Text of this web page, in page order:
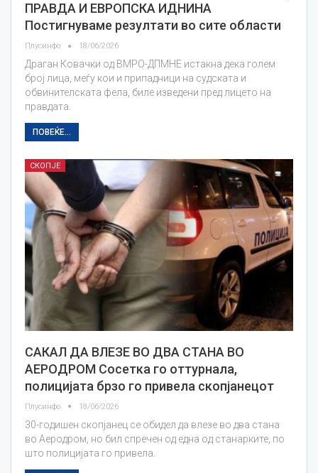
ПРАВДА И ЕВРОПСКА ИДНИНА
Постигнуваме резултати во сите области
Плусинфо 18/06/2026
Драган Ковачки од ВМРО-ДПМНЕ истакна дека голем
број лица, меѓу кои и припадници на судската и
обвинителската фела, биле изведени пред лицето на
правдата.
ПОВЕЌЕ...
СКОПЈЕ
САКАЛ ДА ВЛЕЗЕ ВО ДВА СТАНА ВО
АЕРОДРОМ Сосетка го оттурнала,
полицијата брзо го привела скопјанецот
Плусинфо 18/06/2026
30-годишен скопјанец се обидел да влезе во два стана
во Аеродром, но бил спречен од една од станарките, по
што полицијата го привела.